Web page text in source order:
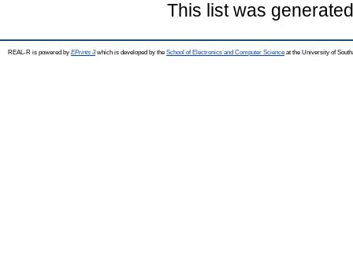
This list was
REAL-R is powered by EPrints 3which is developed by the School of Electronics and Computer Science at the University of